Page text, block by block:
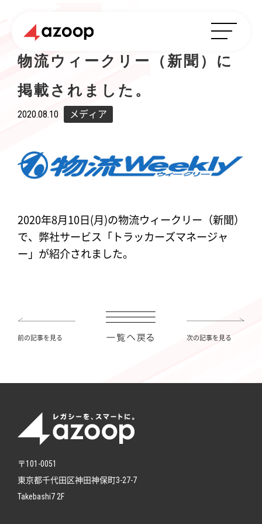
物流ウィークリー（新聞）に
掲載されました。
2020.08.10 メディア
2020年8月10日(月)の物流ウィークリー（新聞）
で、弊社サービス「トラッカーズマネージャ
ー」が紹介されました。
前の記事を見る 次の記事を見る
〒101-0051
東京都千代田区神田神保町3-27-7
Takebashi7 2F